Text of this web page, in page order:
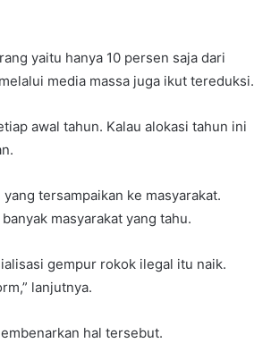
yaitu hanya 10 persen saja dari
media massa juga ikut tereduksi.
awal tahun. Kalau alokasi tahun ini
tersampaikan ke masyarakat.
masyarakat yang tahu.
gempur rokok ilegal itu naik.
lanjutnya.
hal tersebut.